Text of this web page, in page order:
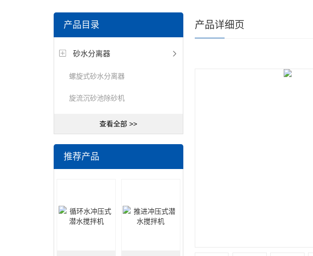
器，刮/吸泥机等水处理设备
产品目录
砂水分离器
螺旋式砂水分离器
旋流沉砂池除砂机
查看全部 >>
推荐产品
产品详细页